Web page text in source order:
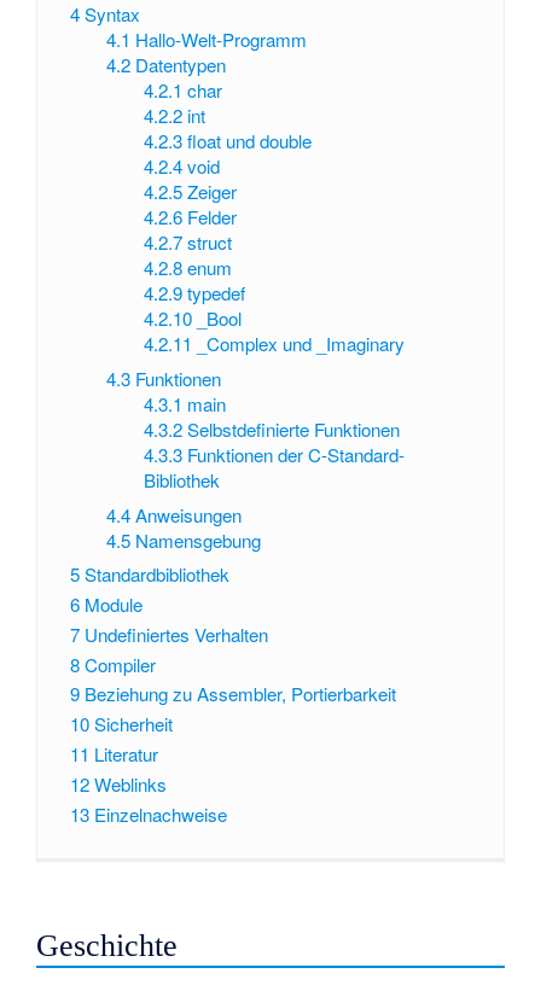
4Syntax
4.1 Hallo-Welt-Programm
4.2 Datentypen
4.2.1 char
4.2.2 int
4.2.3 float und double
4.2.4 void
4.2.5 Zeiger
4.2.6 Felder
4.2.7 struct
4.2.8 enum
4.2.9 typedef
4.2.10
_Bool
4.2.11
_Complex und _Imaginary
4.3 Funktionen
4.3.1 main
4.3.2 Selbstdefinierte Funktionen
4.3.3 Funktionen der C-Standard-
Bibliothek
4.4 Anweisungen
4.5 Namensgebung
5Standardbibliothek
6 Module
7 Undefiniertes Verhalten
8Compiler
9 Beziehung zu Assembler, Portierbarkeit
10Sicherheit
11 Literatur
12Weblinks
13 Einzelnachweise
Geschichte